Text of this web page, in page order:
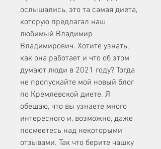
ослышались, это та самая диета,
которую предлагал наш
любимый Владимир
Владимирович. Хотите узнать,
как она работает и что об этом
думают люди в 2021 году? Тогда
не пропускайте мой новый блог
по Кремлевской диете. Я
обещаю, что вы узнаете много
интересного и, возможно, даже
посмеетесь над некоторыми
отзывами. Так что берите чашку